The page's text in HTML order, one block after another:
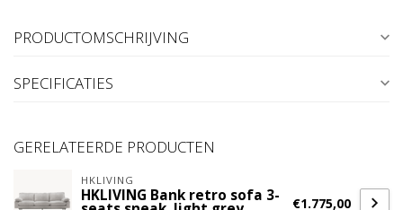
PRODUCTOMSCHRIJVING
SPECIFICATIES
GERELATEERDE PRODUCTEN
HKLIVING
HKLIVING Bank retro sofa 3- €1.775,00